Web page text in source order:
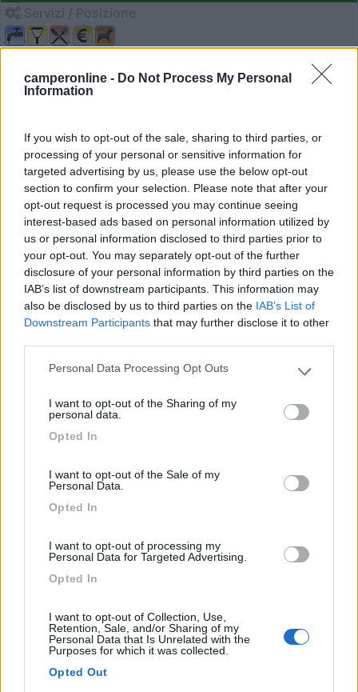
camperonline - Do Not Process My Personal
Information
If you wish to opt-out of the sale, sharing to third parties, or
processing of your personal or sensitive information for
targeted advertising by us, please use the below opt-out
section to confirm your selection. Please note that after your
opt-out request is processed you may continue seeing
interest-based ads based on personal information utilized by
us or personal information disclosed to third parties prior to
your opt-out. You may separately opt-out of the further
disclosure of your personal information by third parties on the
IAB’s list of downstream participants. This information may
also be disclosed by us to third parties on the IAB’s List of
Downstream Participants that may further disclose it to other
Please note that this website/app uses one or more Google
not limited to your visit or usage behaviour. You may click to
grant or deny consent to Google and its third-party tags to
use your data for below specified purposes in below Google
Personal Data Processing Opt Outs
I want to opt-out of the Sharing of my
personal data.
Opted In
I want to opt-out of the Sale of my
Personal Data.
Opted In
I want to opt-out of processing my
Personal Data for Targeted Advertising.
Opted In
I want to opt-out of Collection, Use,
Retention, Sale, and/or Sharing of my
Personal Data that Is Unrelated with the
Purposes for which it was collected.
Opted Out
Posto immerso nel verde, a pagamento, ombreggiato,
Strada Provinciale 50
Area di sosta (PS)
Parcheggio bus turistici
Torre Alfina (VT) - 13.3km
Traversa di via Palombara